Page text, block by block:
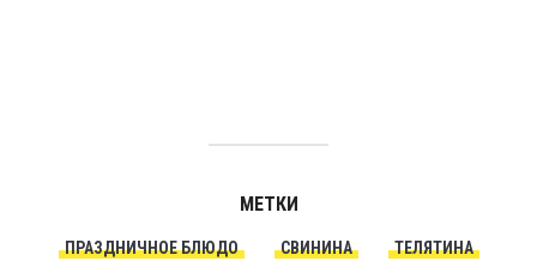
МЕТКИ
ПРАЗДНИЧНОЕ БЛЮДО СВИНИНА ТЕЛЯТИНА